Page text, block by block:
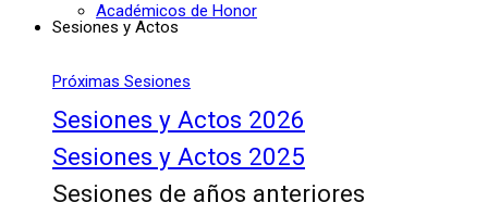
Académicos de Honor
Sesiones y Actos
Próximas Sesiones
Sesiones y Actos 2026
Sesiones y Actos 2025
Sesiones de años anteriores